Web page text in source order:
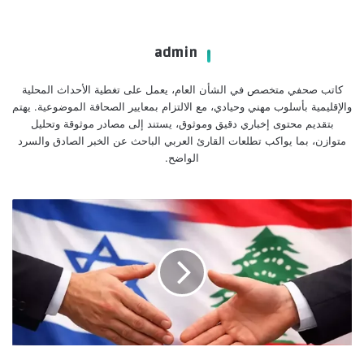
admin
كاتب صحفي متخصص في الشأن العام، يعمل على تغطية الأحداث المحلية
والإقليمية بأسلوب مهني وحيادي، مع الالتزام بمعايير الصحافة الموضوعية. يهتم
بتقديم محتوى إخباري دقيق وموثوق، يستند إلى مصادر موثوقة وتحليل
متوازن، بما يواكب تطلعات القارئ العربي الباحث عن الخبر الصادق والسرد
الواضح.
محادثات
إسرائيلية
في
واشنطن
الحدودي